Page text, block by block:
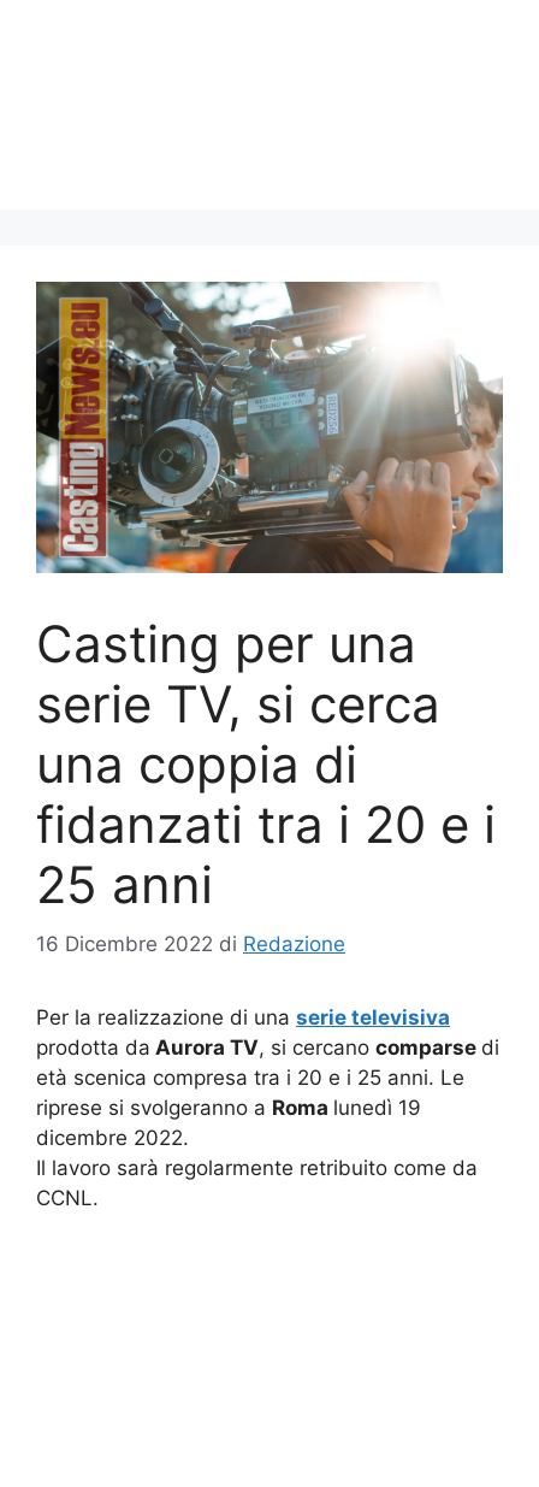
Casting per una
serie TV, si cerca
una coppia di
fidanzati tra i 20 e i
25 anni
16 Dicembre 2022 di Redazione
Per la realizzazione di una serie televisiva
prodotta da Aurora TV, si cercano comparse di
età scenica compresa tra i 20 e i 25 anni. Le
riprese si svolgeranno a Roma lunedì 19
dicembre 2022.
Il lavoro sarà regolarmente retribuito come da
CCNL.